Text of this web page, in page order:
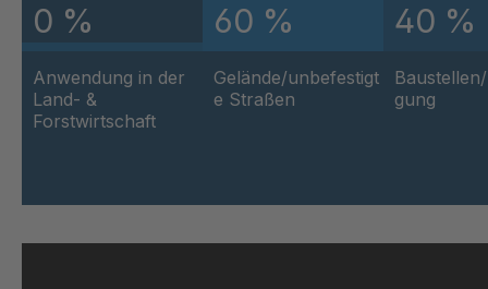
A-SV 98756
0 %
Anwendung in der
Land- &
Forstwirtschaft
60 %
Gelände/unbefestigt
e Straßen
40 %
gung